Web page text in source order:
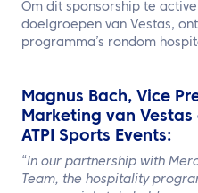
Om dit sponsorship te
doelgroepen van Vestas,
programma’s rondom
Magnus Bach, Vice
Marketing van
ATPI Sports Events:
“In our partnership with
Team, the hospitality